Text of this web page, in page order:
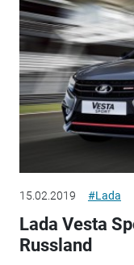
15.02.2019 #Lada
Lada Vesta
Russland